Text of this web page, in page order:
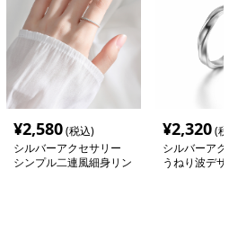
¥2,580(税込)
シルバーアクセサリー
シンプル二連風細身リン
¥2,320(税
シルバーアク
うねり波デザ